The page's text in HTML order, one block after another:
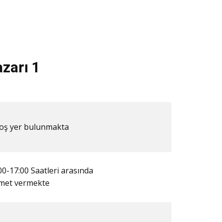
1
yer bulunmakta
17:00 Saatleri arasında
vermekte